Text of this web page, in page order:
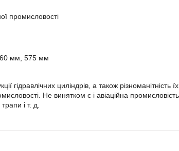
промисловості
мм, 575 мм
гідравлічних циліндрів, а також
Не винятком є і авіаційна
і т. д.